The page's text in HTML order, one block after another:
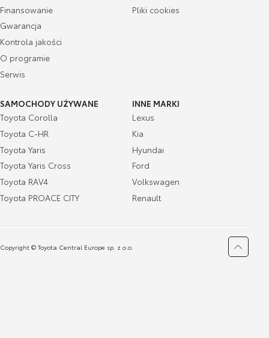
Finansowanie
Gwarancja
Kontrola jakości
O programie
Serwis
Pliki cookies
SAMOCHODY UŻYWANE
Toyota Corolla
Toyota C-HR
Toyota Yaris
Toyota Yaris Cross
Toyota RAV4
Toyota PROACE CITY
INNE MARKI
Lexus
Kia
Hyundai
Ford
Volkswagen
Renault
Copyright © Toyota Central Europe sp. z o.o.